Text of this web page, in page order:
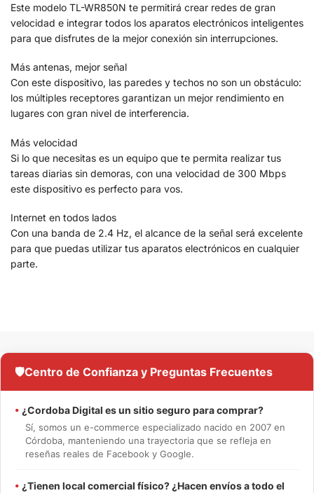
Este modelo TL-WR850N te permitirá crear redes de gran
velocidad e integrar todos los aparatos electrónicos inteligentes
para que disfrutes de la mejor conexión sin interrupciones.
Más antenas, mejor señal
Con este dispositivo, las paredes y techos no son un obstáculo:
los múltiples receptores garantizan un mejor rendimiento en
lugares con gran nivel de interferencia.
Más velocidad
Si lo que necesitas es un equipo que te permita realizar tus
tareas diarias sin demoras, con una velocidad de 300 Mbps
este dispositivo es perfecto para vos.
Internet en todos lados
Con una banda de 2.4 Hz, el alcance de la señal será excelente
para que puedas utilizar tus aparatos electrónicos en cualquier
parte.
🛡️Centro de Confianza y Preguntas Frecuentes
• ¿Cordoba Digital es un sitio seguro para comprar?
Sí, somos un e-commerce especializado nacido en 2007 en
Córdoba, manteniendo una trayectoria que se refleja en
reseñas reales de Facebook y Google.
• ¿Tienen local comercial físico? ¿Hacen envíos a todo el